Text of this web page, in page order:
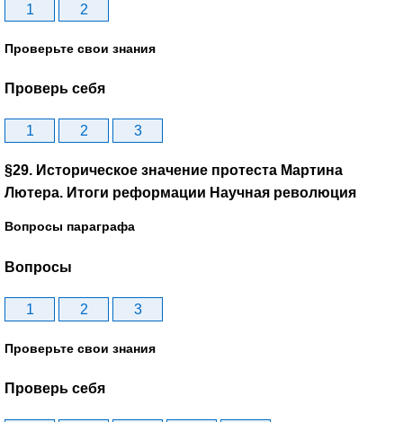
1 2
Проверьте свои знания
Проверь себя
1 2 3
§29. Историческое значение протеста Мартина
Лютера. Итоги реформации Научная революция
Вопросы параграфа
Вопросы
1 2 3
Проверьте свои знания
Проверь себя